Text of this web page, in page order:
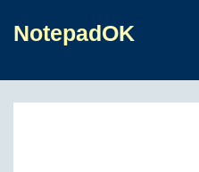
NotepadOK